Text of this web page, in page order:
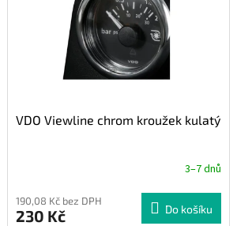
VDO Viewline chrom kroužek kulatý
3–7 dnů
190,08 Kč bez DPH
230 Kč Do košíku